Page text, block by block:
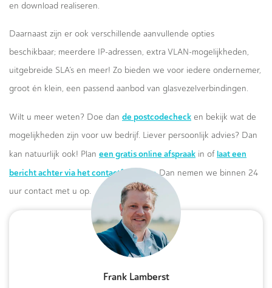
en download realiseren.
Daarnaast zijn er ook verschillende aanvullende opties
beschikbaar; meerdere IP-adressen, extra VLAN-mogelijkheden,
uitgebreide SLA’s en meer! Zo bieden we voor iedere ondernemer,
groot én klein, een passend aanbod van glasvezelverbindingen.
Wilt u meer weten? Doe dan de postcodecheck en bekijk wat de
mogelijkheden zijn voor uw bedrijf. Liever persoonlijk advies? Dan
kan natuurlijk ook! Plan een gratis online afspraak in of laat een
bericht achter via het contactformulier.Dan nemen we binnen 24
uur contact met u op.
Frank Lamberst